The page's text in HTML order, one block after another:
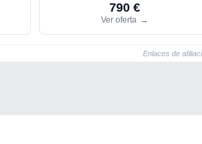
790 €
Ver oferta →
Enlaces de